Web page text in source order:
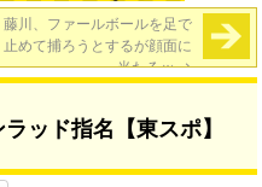
藤川、ファールボールを足で
止めて捕ろうとするが顔面に
当たるｗ→
ッド指名【東スポ】